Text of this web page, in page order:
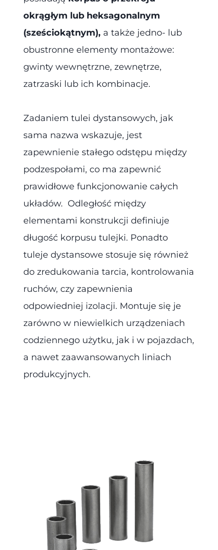
okrągłym lub heksagonalnym
(sześciokątnym), a także jedno- lub
obustronne elementy montażowe:
gwinty wewnętrzne, zewnętrze,
zatrzaski lub ich kombinacje.
Zadaniem tulei dystansowych, jak
sama nazwa wskazuje, jest
zapewnienie stałego odstępu między
podzespołami, co ma zapewnić
prawidłowe funkcjonowanie całych
układów. Odległość między
elementami konstrukcji definiuje
długość korpusu tulejki. Ponadto
tuleje dystansowe stosuje się również
do zredukowania tarcia, kontrolowania
ruchów, czy zapewnienia
odpowiedniej izolacji. Montuje się je
zarówno w niewielkich urządzeniach
codziennego użytku, jak i w pojazdach,
a nawet zaawansowanych liniach
produkcyjnych.